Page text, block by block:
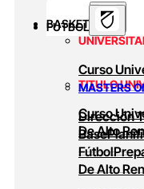
Curso
BASKET
TITULO
Curso
De Alto
FUTBOL
MASTERS
Dirección
Base
Fútbol
De Alto